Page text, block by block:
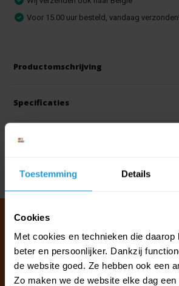
Toestemming Details
Cookies
Met cookies en technieken die daarop
beter en persoonlijker. Dankzij
de website goed. Ze hebben ook een
Zo maken we de website elke dag een
Voor 15.00 uur besteld, vandaag
Productomschrijving
Specificaties
Reviews
Delen
Klantenservice &
Wij staan voor u klaar.